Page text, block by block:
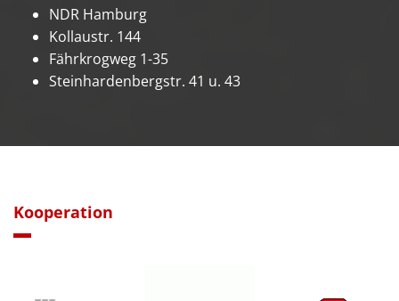
NDR Hamburg
Kollaustr. 144
Fährkrogweg 1-35
Steinhardenbergstr. 41 u. 43
Kooperation